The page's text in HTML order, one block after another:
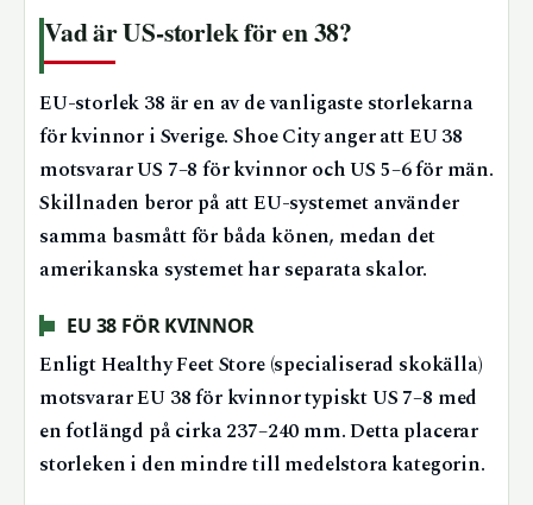
Vad är US-storlek för en 38?
EU-storlek 38 är en av de vanligaste storlekarna
för kvinnor i Sverige. Shoe City anger att EU 38
motsvarar US 7–8 för kvinnor och US 5–6 för män.
Skillnaden beror på att EU-systemet använder
samma basmått för båda könen, medan det
amerikanska systemet har separata skalor.
EU 38 FÖR KVINNOR
Enligt Healthy Feet Store (specialiserad skokälla)
motsvarar EU 38 för kvinnor typiskt US 7–8 med
en fotlängd på cirka 237–240 mm. Detta placerar
storleken i den mindre till medelstora kategorin.